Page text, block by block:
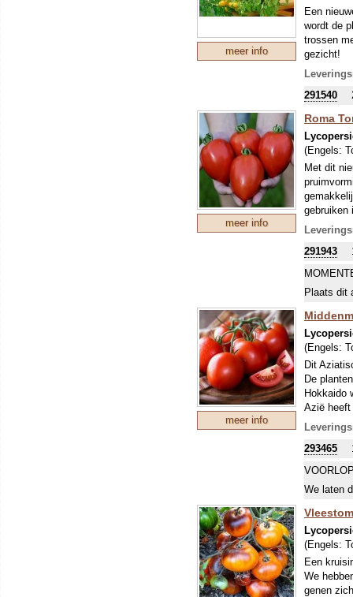
meer info
Een
wordt de
trossen
gezicht!
Teel je
in de
bevelen:
we je
De
iets
extra
291540
meer info
Roma
(Engels:
Met dit
gebruiken
schil en al
291943
Plaats dit
meer info
(Engels:
Dit
De
Hokkaido
Azië heeft
Europa.
dus. Zij
compacte
293465
We laten
(Engels:
Een
We
genen